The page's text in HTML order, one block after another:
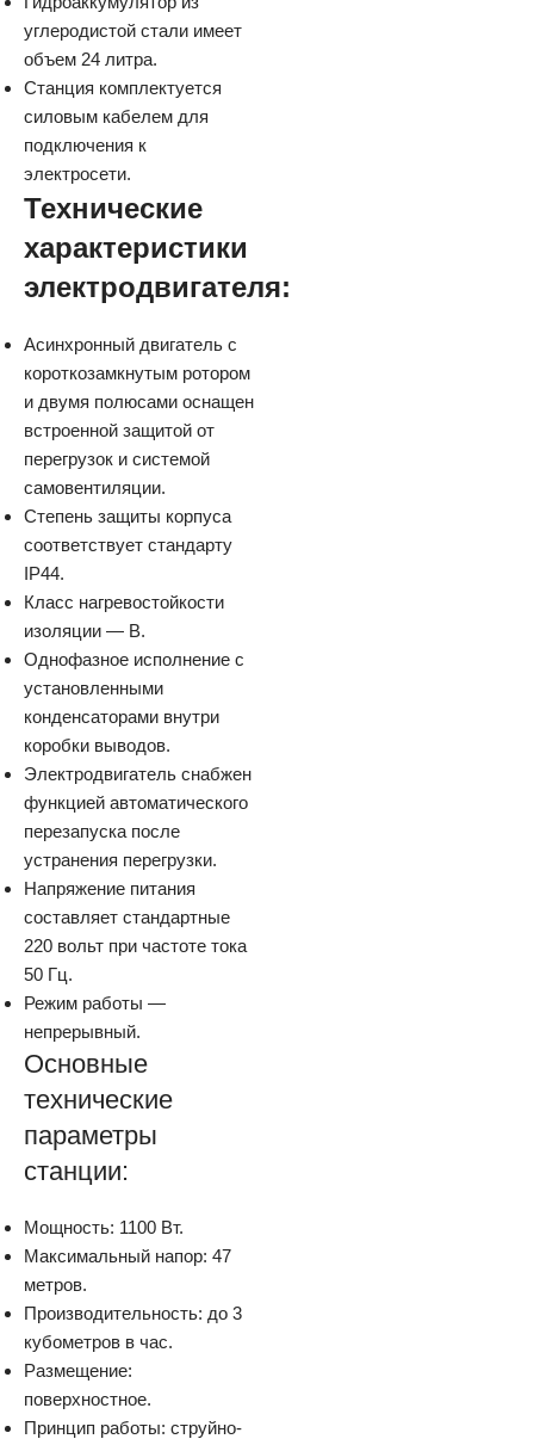
углеродистой стали имеет
объем 24 литра.
Станция комплектуется
силовым кабелем для
подключения к
электросети.
Технические
характеристики
электродвигателя:
Асинхронный двигатель с
короткозамкнутым ротором
и двумя полюсами оснащен
встроенной защитой от
перегрузок и системой
самовентиляции.
Степень защиты корпуса
соответствует стандарту
IP44.
Класс нагревостойкости
изоляции — B.
Однофазное исполнение с
установленными
конденсаторами внутри
коробки выводов.
Электродвигатель снабжен
функцией автоматического
перезапуска после
устранения перегрузки.
Напряжение питания
составляет стандартные
220 вольт при частоте тока
50 Гц.
Режим работы —
непрерывный.
Основные
технические
параметры
станции:
Мощность: 1100 Вт.
Максимальный напор: 47
метров.
Производительность: до 3
кубометров в час.
Размещение:
поверхностное.
Принцип работы: струйно-